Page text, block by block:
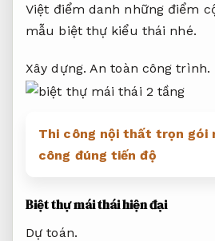
Việt điểm danh những điểm
mẫu biệt thự kiểu thái nhé.
Xây dựng. An toàn công trình.
Thi công nội thất trọn gói
công đúng tiến độ
Biệt thự mái thái hiện đại
Dự toán.